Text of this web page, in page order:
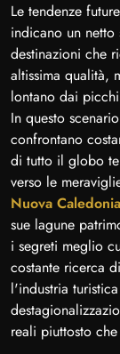
Le tendenze
indicano un netto
destinazioni che
altissima qualità,
lontano dai
In questo
confrontano
di tutto il globo
verso le
Nuova Caledonia
sue lagune
i segreti meglio
costante ricerca
l'industria
reali piuttosto